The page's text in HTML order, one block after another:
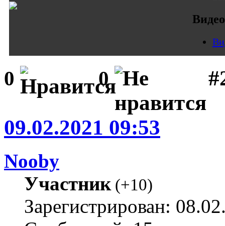
0 0
09.02.2021 09:53
Nooby
Участник(+10)
Зарегистрирован: